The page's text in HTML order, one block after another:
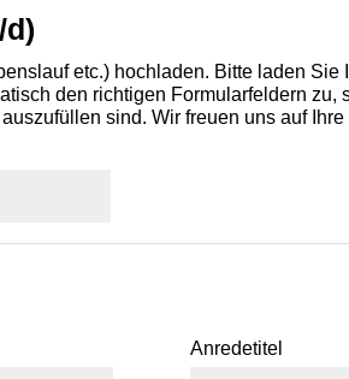
etc.) hochladen. Bitte laden
den richtigen Formularfeldern
sind. Wir freuen uns auf
Anredetitel